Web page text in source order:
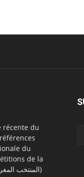
récente du
du
de la
CAF et FIFA. (أسود الأطلس - Al Mountakhab - المنتخب المغربي)